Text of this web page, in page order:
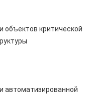
объектов критической
автоматизированной